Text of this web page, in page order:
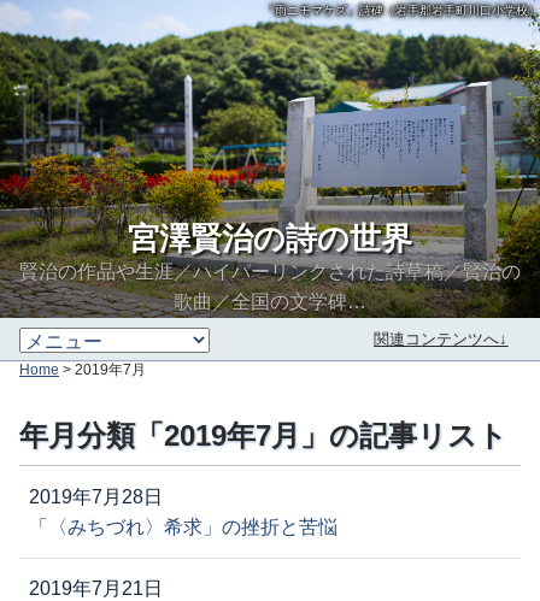
「雨ニモマケズ」詩碑（岩手郡岩手町川口小学校）
宮澤賢治の詩の世界
賢治の作品や生涯／ハイパーリンクされた詩草稿／賢治の
歌曲／全国の文学碑…
関連コンテンツへ↓
Home > 2019年7月
年月分類「2019年7月」の記事リスト
2019年7月28日
「〈みちづれ〉希求」の挫折と苦悩
2019年7月21日